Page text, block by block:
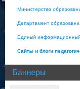
Министерство
Департамент
Единый информационный
Сайты и блоги
Баннеры